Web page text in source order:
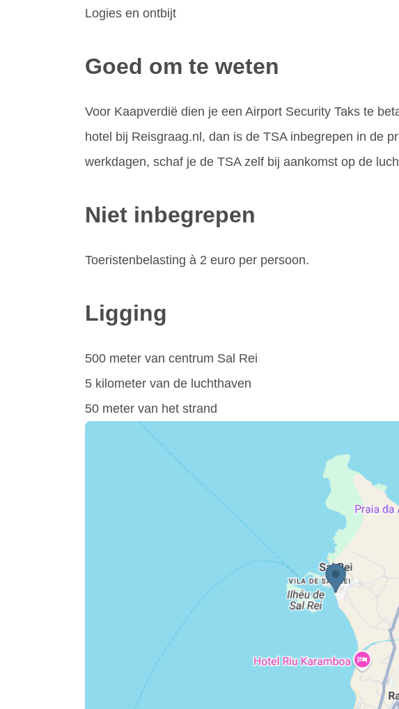
Logies en ontbijt
Goed om te weten
Voor Kaapverdië dien je een Airport Security Taks te
hotel bij Reisgraag.nl, dan is de TSA inbegrepen in de
werkdagen, schaf je de TSA zelf bij aankomst op de
Niet inbegrepen
Toeristenbelasting à 2 euro per persoon.
Ligging
500 meter van centrum Sal Rei
5 kilometer van de luchthaven
50 meter van het strand